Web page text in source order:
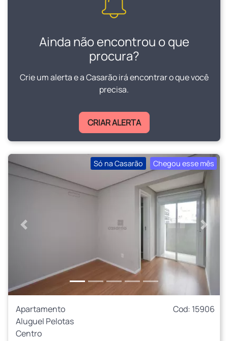
Ainda não encontrou o que
procura?
Crie um alerta e a Casarão irá encontrar o que você
precisa.
CRIAR ALERTA
Só na Casarão Chegou esse mês
Anterior
Apartamento
Cod: 15906
Aluguel Pelotas
Centro